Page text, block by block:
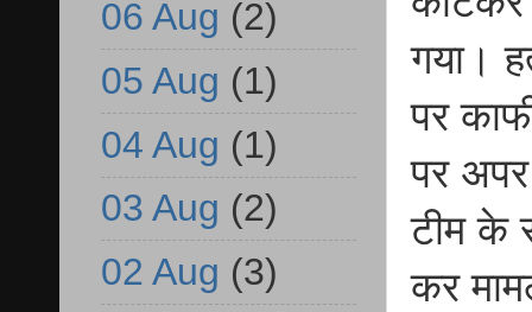
गया।
पर
पर
टीम के
कर
06 Aug (2)
05 Aug (1)
04 Aug (1)
03 Aug (2)
02 Aug (3)